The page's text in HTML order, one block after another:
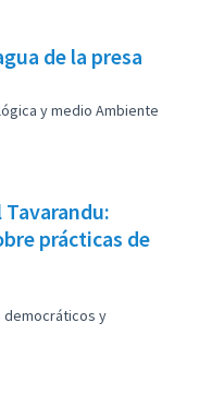
de la presa
y medio Ambiente
prácticas de
democráticos y